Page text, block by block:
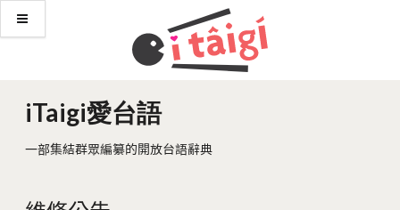
iTaigi愛台語
一部集結群眾編纂的開放台語辭典